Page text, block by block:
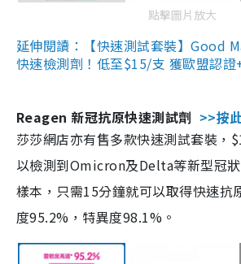
點擊圖片放大
延伸閱讀：【快速測試套裝】Good
快速檢測劑！低至$15/支 獲歐盟認證
Reagen 新冠抗原快速測試劑 >>按
莎莎網店亦有售多款快速測試套裝，
以檢測到Omicron及Delta等新型冠
樣本，只需15分鐘就可以取得快速抗
度95.2%，特異度98.1%。